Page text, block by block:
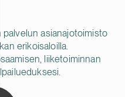
asianajotoimisto
erikoisaloilla.
liiketoiminnan